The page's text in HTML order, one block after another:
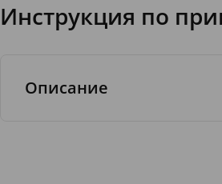
Инструкция по
Описание
фруктовым ароматом